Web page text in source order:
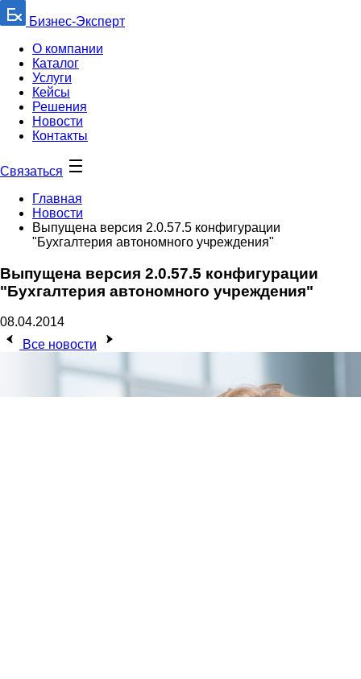
Бизнес-Эксперт
О компании
Каталог
Услуги
Кейсы
Решения
Новости
Контакты
Связаться
Главная
Новости
Выпущена версия 2.0.57.5 конфигурации
"Бухгалтерия автономного учреждения"
Выпущена версия 2.0.57.5 конфигурации
"Бухгалтерия автономного учреждения"
08.04.2014
Все новости